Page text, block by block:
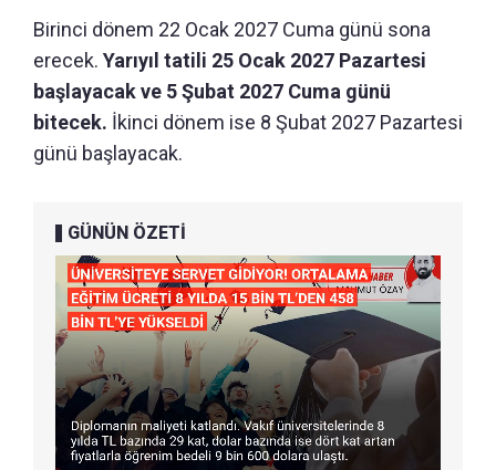
Birinci dönem 22 Ocak 2027 Cuma günü sona
erecek. Yarıyıl tatili 25 Ocak 2027 Pazartesi
başlayacak ve 5 Şubat 2027 Cuma günü
bitecek. İkinci dönem ise 8 Şubat 2027 Pazartesi
günü başlayacak.
GÜNÜN ÖZETİ